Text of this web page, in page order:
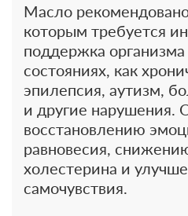
Масло
которым требуется
поддержка
состояниях, как
эпилепсия, аутизм,
и другие нарушения.
восстановлению
равновесия,
холестерина и
самочувствия.